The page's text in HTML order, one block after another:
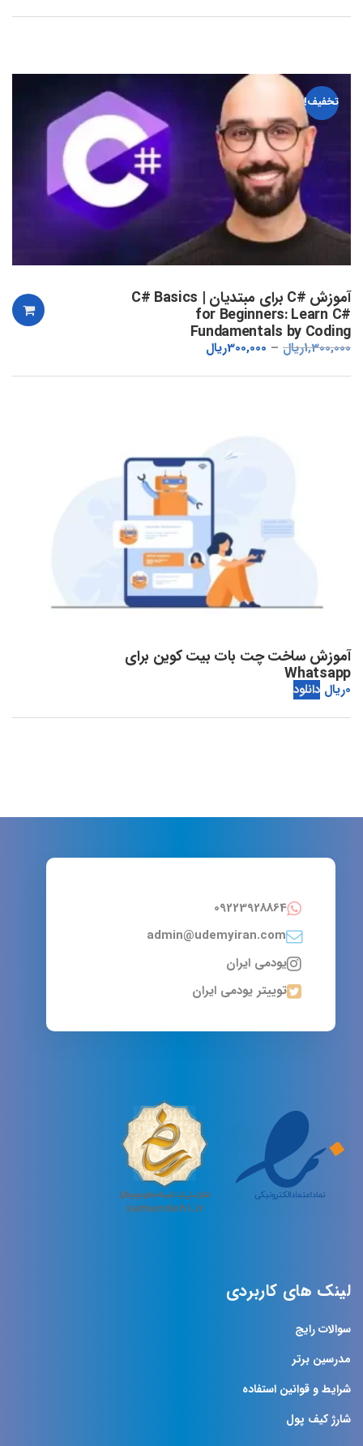
تخفیف!
آموزش #C برای مبتدیان | C# Basics
for Beginners: Learn C#
Fundamentals by Coding
1,300,000ریال 300,000ریال
آموزش ساخت چت بات بیت کوین برای
Whatsapp
0ریال دانلود
09223928864
admin@udemyiran.com
یودمی ایران
توییتر یودمی ایران
لینک های کاربردی
سوالات رایج
مدرسین برتر
شرایط و قوانین استفاده
شارژ کیف پول